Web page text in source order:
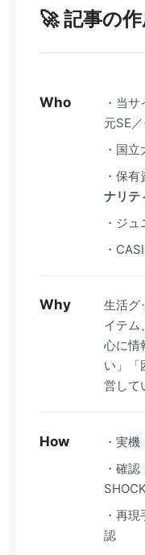
🚀 記事の
Who ・当サ
元SE
・国
・保有
ナリテ
・ジ
・
Why
生活グ
イテム
心に情
い」「
営して
How
・実
・確
・再
認